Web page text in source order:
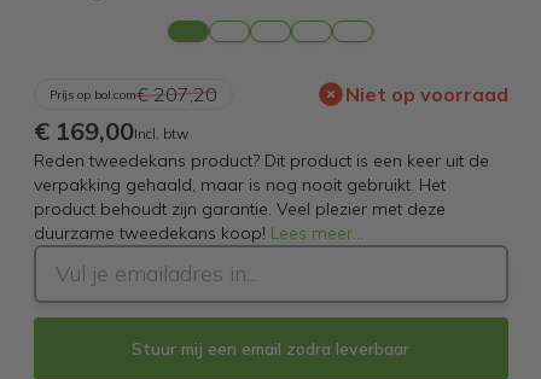
Prijs op bol.com€ 207,20 Niet op voorraad
€ 169,00Incl. btw
Reden tweedekans product? Dit product is een keer uit de
verpakking gehaald, maar is nog nooit gebruikt. Het
product behoudt zijn garantie. Veel plezier met deze
duurzame tweedekans koop! Lees meer...
Stuur mij een email zodra leverbaar